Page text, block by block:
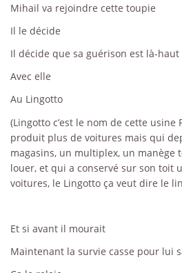
Mihail va rejoindre cette toupie
Il le décide
Il décide que sa guérison est là-haut
Avec elle
Au Lingotto
(Lingotto c’est le nom de cette usine
produit plus de voitures mais qui
magasins, un multiplex, un manège
louer, et qui a conservé sur son toit
voitures, le Lingotto ça veut dire le
Et si avant il mourait
Maintenant la survie casse pour lui